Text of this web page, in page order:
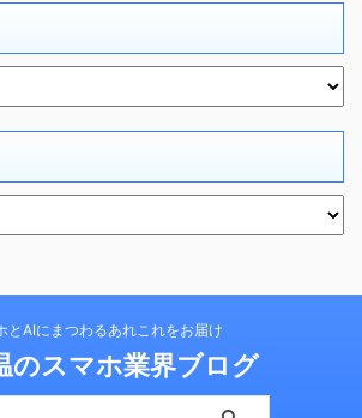
とAIにまつわるあれこれをお届け
のスマホ業界ブログ